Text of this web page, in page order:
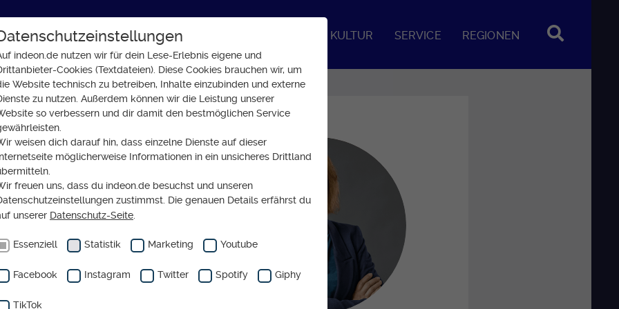
GLAUBE SOZIALES KULTUR SERVICE REGIONEN
der Intensivstation
liegt
indeon.de nutzen wir für dein Lese-Erlebnis eigene und
Cookies (Textdateien). Diese Cookies brauchen wir, um
Website technisch zu betreiben, Inhalte einzubinden und externe
zu nutzen. Außerdem können wir die Leistung unserer
so verbessern und dir damit den bestmöglichen Service
weisen dich darauf hin, dass einzelne Dienste auf dieser
möglicherweise Informationen in ein unsicheres Drittland
freuen uns, dass du indeon.de besuchst und unseren
zustimmst. Die genauen Details erfährst du
unserer Datenschutz-Seite
Essenziell Statistik Marketing Youtube
Facebook Instagram Twitter Spotify Giphy
TikTok